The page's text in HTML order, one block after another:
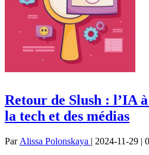
Retour de Slush : l’IA à
la tech et des médias
Par Alissa Polonskaya | 2024-11-29 | 0